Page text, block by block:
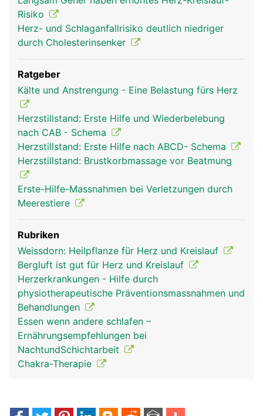
herz frau herz mann
Risiko
Herz- und Schlaganfallrisiko deutlich niedriger
durch Cholesterinsenker
Ratgeber
Kälte und Anstrengung - Eine Belastung fürs Herz
Herzstillstand: Erste Hilfe und Wiederbelebung
nach CAB - Schema
Herzstillstand: Erste Hilfe nach ABCD- Schema
Herzstillstand: Brustkorbmassage vor Beatmung
Erste-Hilfe-Massnahmen bei Verletzungen durch
Meerestiere
Rubriken
Weissdorn: Heilpflanze für Herz und Kreislauf
Bergluft ist gut für Herz und Kreislauf
Herzerkrankungen - Hilfe durch
physiotherapeutische Präventionsmassnahmen und
Behandlungen
Essen wenn andere schlafen –
Ernährungsempfehlungen bei
NachtundSchichtarbeit
Chakra-Therapie